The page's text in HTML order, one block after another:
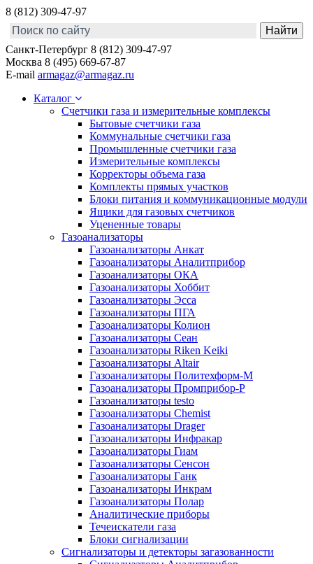
8 (812) 309-47-97
Санкт-Петербург 8 (812) 309-47-97
Москва 8 (495) 669-67-87
E-mail armagaz@armagaz.ru
Каталог
Счетчики газа и измерительные комплексы
Бытовые счетчики газа
Коммунальные счетчики газа
Промышленные счетчики газа
Измерительные комплексы
Корректоры объема газа
Комплекты прямых участков
Блоки питания и коммуникационные модули
Ящики для газовых счетчиков
Уцененные товары
Газоанализаторы
Газоанализаторы Анкат
Газоанализаторы Аналитприбор
Газоанализаторы ОКА
Газоанализаторы Хоббит
Газоанализаторы Эсса
Газоанализаторы ПГА
Газоанализаторы Колион
Газоанализаторы Сеан
Газоанализаторы Riken Keiki
Газоанализаторы Altair
Газоанализаторы Политехформ-М
Газоанализаторы Промприбор-Р
Газоанализаторы testo
Газоанализаторы Chemist
Газоанализаторы Drager
Газоанализаторы Инфракар
Газоанализаторы Гиам
Газоанализаторы Сенсон
Газоанализаторы Ганк
Газоанализаторы Инкрам
Газоанализаторы Полар
Аналитические приборы
Течеискатели газа
Блоки сигнализации
Сигнализаторы и детекторы загазованности